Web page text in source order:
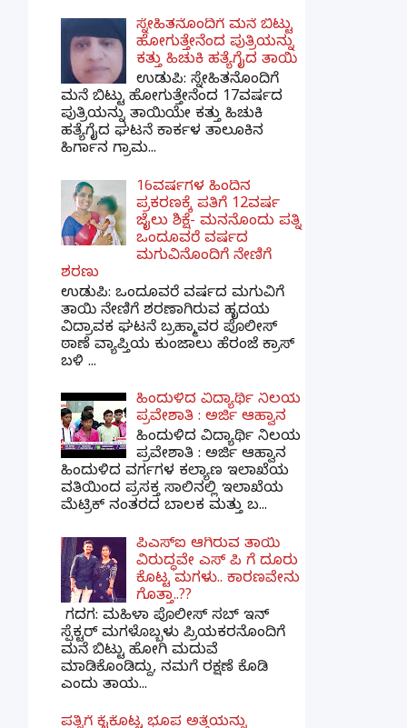
ಸ್ನೇಹಿತನೊಂದಿಗೆ ಮನೆ ಬಿಟ್ಟು
ಹೋಗುತ್ತೇನೆಂದ ಪುತ್ರಿಯನ್ನು
ಕತ್ತು ಹಿಚುಕಿ ಹತ್ಯೆಗೈದ ತಾಯಿ
ಉಡುಪಿ: ಸ್ನೇಹಿತನೊಂದಿಗೆ
ಮನೆ ಬಿಟ್ಟು ಹೋಗುತ್ತೇನೆಂದ 17ವರ್ಷದ
ಪುತ್ರಿಯನ್ನು ತಾಯಿಯೇ ಕತ್ತು ಹಿಚುಕಿ
ಹತ್ಯೆಗೈದ ಘಟನೆ ಕಾರ್ಕಳ ತಾಲೂಕಿನ
ಹಿರ್ಗಾನ ಗ್ರಾಮ...
16ವರ್ಷಗಳ ಹಿಂದಿನ
ಪ್ರಕರಣಕ್ಕೆ ಪತಿಗೆ 12ವರ್ಷ
ಜೈಲು ಶಿಕ್ಷೆ- ಮನನೊಂದು ಪತ್ನಿ
ಒಂದೂವರೆ ವರ್ಷದ
ಮಗುವಿನೊಂದಿಗೆ ನೇಣಿಗೆ
ಶರಣು
ಉಡುಪಿ: ಒಂದೂವರೆ ವರ್ಷದ ಮಗುವಿಗೆ
ತಾಯಿ ನೇಣಿಗೆ ಶರಣಾಗಿರುವ ಹೃದಯ
ವಿದ್ರಾವಕ ಘಟನೆ ಬ್ರಹ್ಮಾವರ ಪೊಲೀಸ್
ಠಾಣೆ ವ್ಯಾಪ್ತಿಯ ಕುಂಜಾಲು ಹೆರಂಜೆ ಕ್ರಾಸ್
ಬಳಿ ...
ಹಿಂದುಳಿದ ವಿದ್ಯಾರ್ಥಿ ನಿಲಯ
ಪ್ರವೇಶಾತಿ : ಅರ್ಜಿ ಆಹ್ವಾನ
ಹಿಂದುಳಿದ ವಿದ್ಯಾರ್ಥಿ ನಿಲಯ
ಪ್ರವೇಶಾತಿ : ಅರ್ಜಿ ಆಹ್ವಾನ
ಹಿಂದುಳಿದ ವರ್ಗಗಳ ಕಲ್ಯಾಣ ಇಲಾಖೆಯ
ವತಿಯಿಂದ ಪ್ರಸಕ್ತ ಸಾಲಿನಲ್ಲಿ ಇಲಾಖೆಯ
ಮೆಟ್ರಿಕ್ ನಂತರದ ಬಾಲಕ ಮತ್ತು ಬ...
ಪಿಎಸ್​ಐ ಆಗಿರುವ ತಾಯಿ
ವಿರುದ್ಧವೇ ಎಸ್ ಪಿ ಗೆ ದೂರು
ಕೊಟ್ಟ ಮಗಳು.. ಕಾರಣವೇನು
ಗೊತ್ತಾ..??
ಗದಗ​: ಮಹಿಳಾ ಪೊಲೀಸ್​ ಸಬ್ ​ಇನ್​
ಸ್ಪೆಕ್ಟರ್​ ಮಗಳೊಬ್ಬಳು ಪ್ರಿಯಕರನೊಂದಿಗೆ
ಮನೆ ಬಿಟ್ಟು ಹೋಗಿ ಮದುವೆ
ಮಾಡಿಕೊಂಡಿದ್ದು, ನಮಗೆ ರಕ್ಷಣೆ ಕೊಡಿ
ಎಂದು ತಾಯ...
ಪತ್ನಿಗೆ ಕೈಕೊಟ್ಟ ಭೂಪ ಅತ್ತೆಯನ್ನು